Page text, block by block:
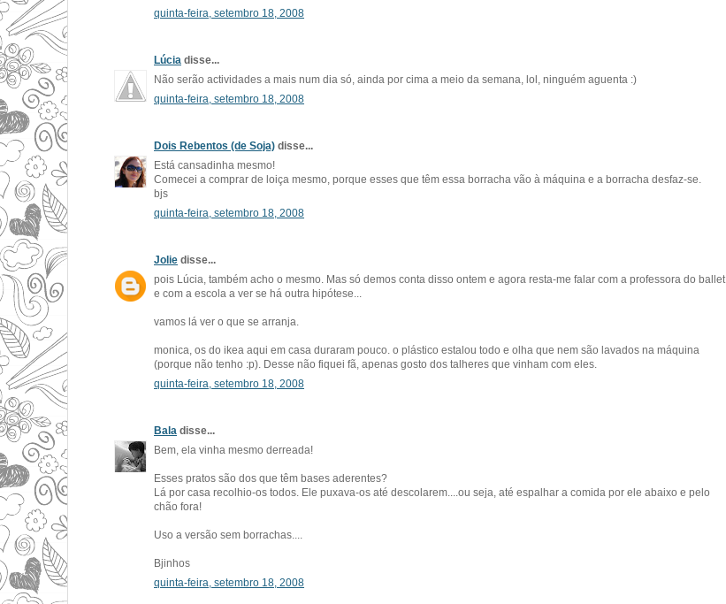
quinta-feira, setembro 18, 2008
Lúcia disse...
Não serão actividades a mais num dia só, ainda por cima a meio da semana, lol, ninguém aguenta :)
quinta-feira, setembro 18, 2008
Dois Rebentos (de Soja) disse...
Está cansadinha mesmo!
Comecei a comprar de loiça mesmo, porque esses que têm essa borracha vão à máquina e a borracha desfaz-se.
bjs
quinta-feira, setembro 18, 2008
Jolie disse...
pois Lúcia, também acho o mesmo. Mas só demos conta disso ontem e agora resta-me falar com a professora do ballet
e com a escola a ver se há outra hipótese...
vamos lá ver o que se arranja.
monica, os do ikea aqui em casa duraram pouco. o plástico estalou todo e olha que nem são lavados na máquina
(porque não tenho :p). Desse não fiquei fã, apenas gosto dos talheres que vinham com eles.
quinta-feira, setembro 18, 2008
Bala disse...
Bem, ela vinha mesmo derreada!
Esses pratos são dos que têm bases aderentes?
Lá por casa recolhio-os todos. Ele puxava-os até descolarem....ou seja, até espalhar a comida por ele abaixo e pelo
chão fora!
Uso a versão sem borrachas....
Bjinhos
quinta-feira, setembro 18, 2008